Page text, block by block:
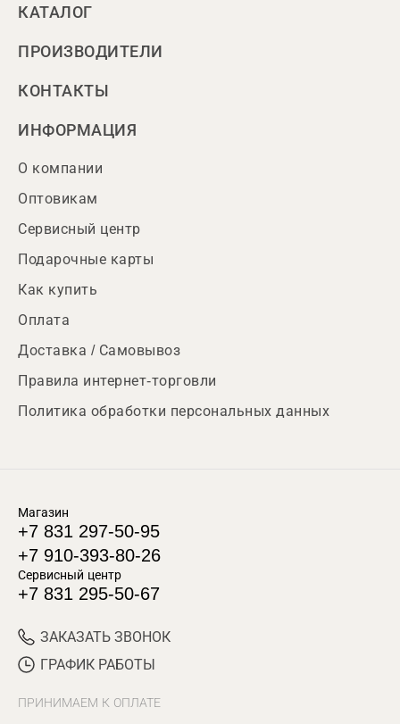
КАТАЛОГ
ПРОИЗВОДИТЕЛИ
КОНТАКТЫ
ИНФОРМАЦИЯ
О компании
Оптовикам
Сервисный центр
Подарочные карты
Как купить
Оплата
Доставка / Самовывоз
Правила интернет-торговли
Политика обработки персональных данных
Магазин
+7 831 297-50-95
+7 910-393-80-26
Сервисный центр
+7 831 295-50-67
ЗАКАЗАТЬ ЗВОНОК
ГРАФИК РАБОТЫ
ПРИНИМАЕМ К ОПЛАТЕ